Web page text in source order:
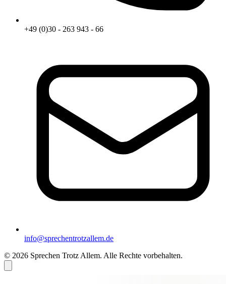
+49 (0)30 - 263 943 - 66
info@sprechentrotzallem.de
© 2026 Sprechen Trotz Allem. Alle Rechte vorbehalten.